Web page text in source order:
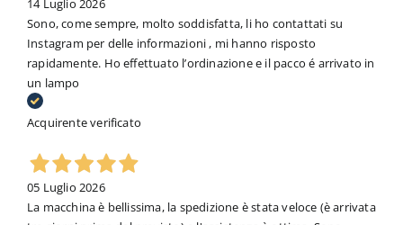
14 Luglio 2026
Sono, come sempre, molto soddisfatta, li ho contattati su
Instagram per delle informazioni , mi hanno risposto
rapidamente. Ho effettuato l’ordinazione e il pacco é arrivato in
un lampo
Acquirente verificato
05 Luglio 2026
La macchina è bellissima, la spedizione è stata veloce (è arrivata